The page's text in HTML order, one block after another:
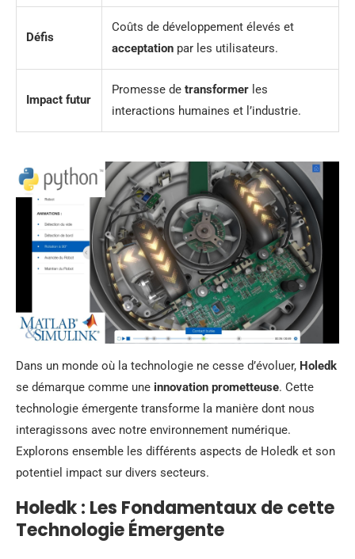
Défis
Coûts de développement élevés et
acceptation par les utilisateurs.
Impact futur
Promesse de transformer les
interactions humaines et l’industrie.
Dans un monde où la technologie ne cesse d’évoluer, Holedk
se démarque comme une innovation prometteuse. Cette
technologie émergente transforme la manière dont nous
interagissons avec notre environnement numérique.
Explorons ensemble les différents aspects de Holedk et son
potentiel impact sur divers secteurs.
Holedk : Les Fondamentaux de cette
Technologie Émergente